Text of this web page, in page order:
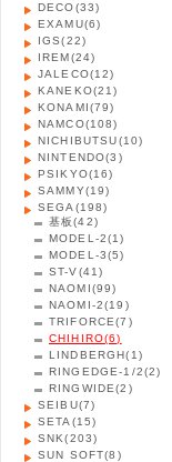
DECO(33)
EXAMU(6)
IGS(22)
IREM(24)
JALECO(12)
KANEKO(21)
KONAMI(79)
NAMCO(108)
NICHIBUTSU(10)
NINTENDO(3)
PSIKYO(16)
SAMMY(19)
SEGA (198)
基板(42)
MODEL-2(1)
MODEL-3(5)
ST-V(41)
NAOMI(99)
NAOMI-2(19)
TRIFORCE(7)
CHIHIRO(6)
LINDBERGH(1)
RINGEDGE-1/2(2)
RINGWIDE(2)
SEIBU(7)
SETA (15)
SNK(203)
SUN SOFT(8)